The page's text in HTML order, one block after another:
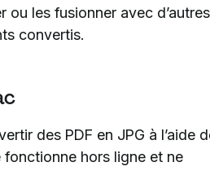
les fusionner avec d’autres
convertis.
des PDF en JPG à l’aide
fonctionne hors ligne et ne